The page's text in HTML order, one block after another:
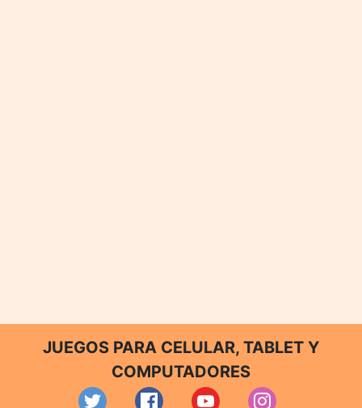
JUEGOS PARA CELULAR, TABLET Y
COMPUTADORES